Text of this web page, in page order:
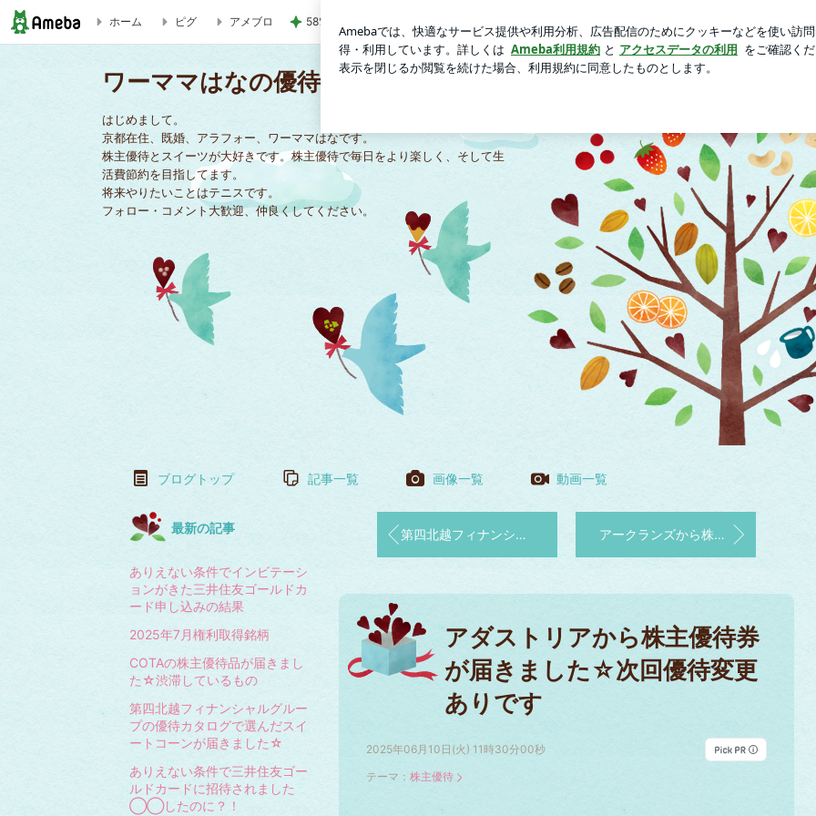
アダストリアから株主優待券が届きました☆次回優待変更ありです | ワーママはなの優待日記
ホーム ピグ アメブロ 58%オフで買える豪華すぎるセット
ワーママはなの優待日記
はじめまして。
京都在住、既婚、アラフォー、ワーママはなです。
株主優待とスイーツが大好きです。株主優待で毎日をより楽しく、そして生
活費節約を目指してます。
将来やりたいことはテニスです。
フォロー・コメント大歓迎、仲良くしてください。
ブログトップ 記事一覧 画像一覧 動画一覧
第四北越フィナンシャルグループから株主優待のカタログギフトが届きました☆中身紹介あり アークランズから株主優待券が届きました
アダストリアから株主優待券
が届きました☆次回優待変更
ありです
2025年06月10日(火) 11時30分00秒
テーマ： 株主優待
最新の記事
ありえない条件でインビテーシ
ョンがきた三井住友ゴールドカ
ード申し込みの結果
2025年7月権利取得銘柄
COTAの株主優待品が届きまし
た☆渋滞しているもの
第四北越フィナンシャルグルー
プの優待カタログで選んだスイ
ートコーンが届きました☆
ありえない条件で三井住友ゴー
ルドカードに招待されました
◯◯したのに？！